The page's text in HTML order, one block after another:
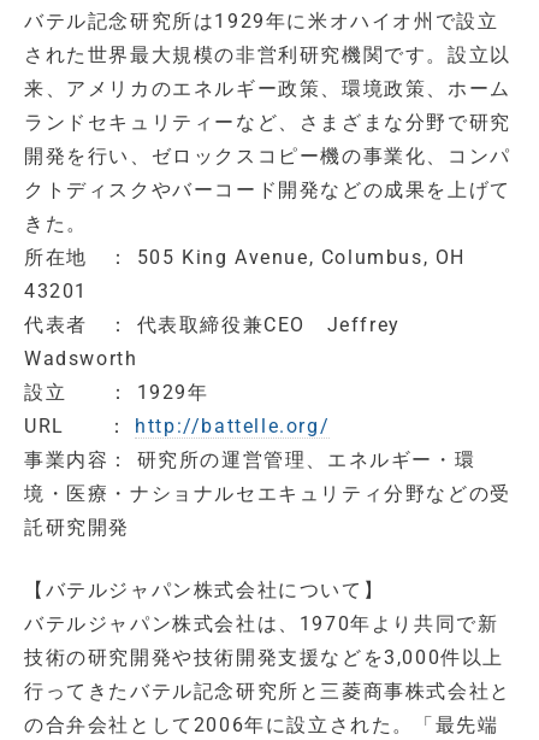
バテル記念研究所は1929年に米オハイオ州で設立
された世界最大規模の非営利研究機関です。設立以
来、アメリカのエネルギー政策、環境政策、ホーム
ランドセキュリティーなど、さまざまな分野で研究
開発を行い、ゼロックスコピー機の事業化、コンパ
クトディスクやバーコード開発などの成果を上げて
きた。
所在地 ： 505 King Avenue, Columbus, OH
43201
代表者 ： 代表取締役兼CEO Jeffrey
Wadsworth
設立 ： 1929年
URL ： http://battelle.org/
事業内容： 研究所の運営管理、エネルギー・環
境・医療・ナショナルセエキュリティ分野などの受
託研究開発
【バテルジャパン株式会社について】
バテルジャパン株式会社は、1970年より共同で新
技術の研究開発や技術開発支援などを3,000件以上
行ってきたバテル記念研究所と三菱商事株式会社と
の合弁会社として2006年に設立された。「最先端